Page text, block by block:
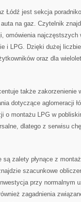
Łódź jest sekcja
na gaz. Czytelnik
omówienia najczęstszych
i LPG. Dzięki dużej
oraz dla
także zakorzenienie
dotyczące aglomeracji
o montażu LPG w
dlatego z serwisu
są zalety płynące z
szacunkowe
przy normalnym
zagadnienia